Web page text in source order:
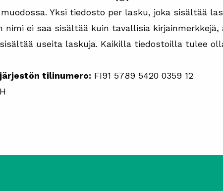
Yksi tiedosto per lasku, joka sisältää
nimi ei saa sisältää kuin tavallisia kirjainmerkkejä,
useita laskuja. Kaikilla tiedostoilla tulee
tilinumero: FI91 5789 5420 0359 12